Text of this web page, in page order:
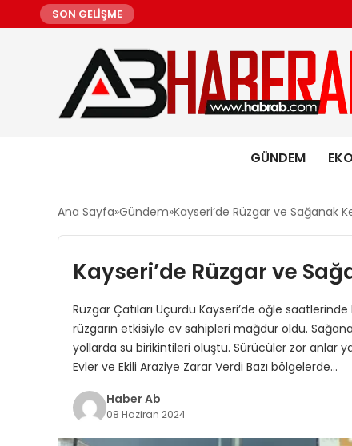
SON GELİŞME
GÜNDEM
Ana Sayfa Gündem Kayseri’de Rüzgar ve Sağanak
Kayseri’de Rüzgar ve
Rüzgar Çatıları Uçurdu Kayseri’de öğle
rüzgarın etkisiyle ev sahipleri mağdur oldu.
yollarda su birikintileri oluştu. Sürücüler zor anlar
Evler ve Ekili Araziye Zarar Verdi Bazı bölgelerde…
Haber Ab
08 Haziran 2024